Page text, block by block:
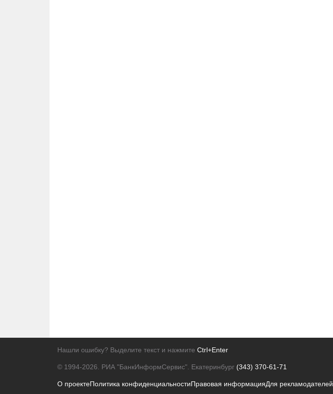
Нашли ошибку? Выделите текст и нажмите Ctrl+Enter
© 1994-2026. РИА "БанкИнформСервис". Екатеринбург (343) 370-61-71
О проектеПолитика конфиденциальностиПравовая информацияДля рекламодателей